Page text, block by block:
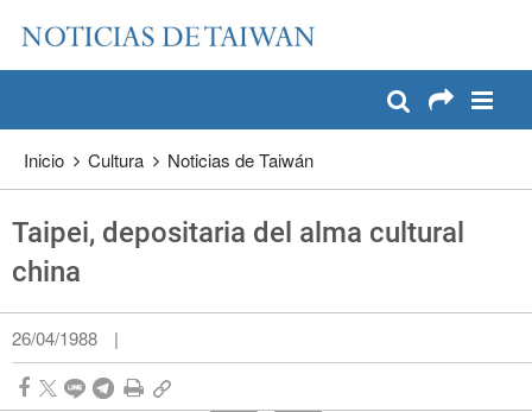
Pase a contenido principal
Inicio Cultura Noticias de Taiwán
Taipei, depositaria del alma cultural
china
26/04/1988 |